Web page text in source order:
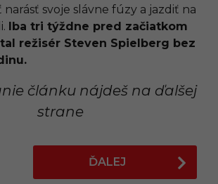
svoje slávne fúzy a jazdiť na
Iba tri týždne pred začiatkom
režisér Steven Spielberg bez
článku nájdeš na ďalšej
strane
ĎALEJ